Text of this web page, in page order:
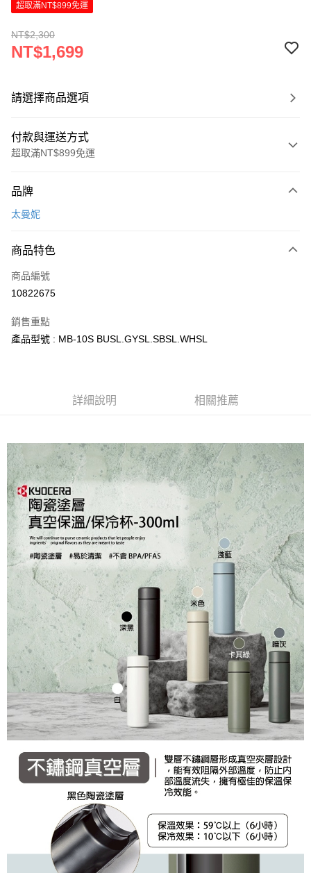
超取滿NT$899免運
NT$2,300
NT$1,699
請選擇商品選項
付款與運送方式
超取滿NT$899免運
信用卡一次付款
Apple Pay
街口支付
Google Pay
流程，驗證手機門號後，選擇欲分期的期數、繳款截止日，確認付款後即完
成交易。
3.實際核准額度、可分期數及費用金額請依後續交易確認頁面所載為準。
4.訂單成立30分鐘內，如未前往確認交易或遇審核未通過，訂單將自動取
消。如遇「轉專審核」未通過狀況，表示未達大哥付你分期系統評分，恕無
法說明評估內容。
【繳款方式說明】
1.分期款項不併入電信帳單，「大哥付你分期」於每月結算日後寄送繳費提
醒簡訊。
2.透過簡訊連結打開帳單後，可選擇「超商條碼／台灣大直營門市／銀行轉
帳／街口支付／iPASS MONEY」等通路繳費。
【注意事項】
1.本服務係由「台灣大哥大股份有限公司」（以下簡稱本公司）所提供，讓
用戶於交易時，得透過本服務購買商品或服務，並由商店將買賣／分期付款
買賣價金債權讓與本公司後，依約使用本公司帳單繳交帳款。
2.基於同意付款使用「大哥付你分期」之契約關係目的，商店將以您的個人
資料（包含姓名、電話或地址）提供予台灣大哥大進項蒐集、處理及利用，
由本公司與您本人進行分期帳單所需資料之確認、核對及更正。
3.完整用戶服務條款，請詳閱以下連結：https://oppay.tw/userRule
【關於「AFTEE先享後付」】
AFTEE先享後付是「在收到商品之後才付款」的支付方式。 讓您購物簡單
便利好安心！
１．簡單：不需註冊會員、不需綁卡、不需儲值。
２．便利：只要手機號碼，簡訊認證，即可結帳。
３．安心：先確認商品／服務後，再付款。
【「AFTEE先享後付」結帳流程】
１．於結帳方式選擇「AFTEE先享後付」後，將跳轉至「AFTEE先享後付」
結帳頁面，進行簡訊認證並確認金額後，即可完成結帳。
２．訂單成立數日內，您將收到繳費通知簡訊。
３．收到繳費通知簡訊後14天內，點擊此簡訊中的連結，可透過四大超商／
ATM／網路銀行／等多元方式進行付款，方視為交易完成。
※ 請注意：結帳手續完成當下不需立刻繳費，但若您需要取消訂單，請聯絡
購買商品的店家。未經商家同意取消之訂單仍視為有效，需透過AFTEE先享
後付繳納相關費用。
※ 交易是否成功請以「AFTEE先享後付 」之結帳頁面顯示為準，若有關於
是否繳費成功／繳費後需取消欲退款等相關疑問，請聯繫「AFTEE先享後付
客戶支援中心」
https://netprotections.freshdesk.com/support/home
【注意事項】
１．透過由恩沛科技股份有限公司提供之「AFTEE先享後付」服務完成之交
易，需依本服務之必要範圍內提供個人資料，並將交易相關給付款項請求債
權轉讓予恩沛科技股份有限公司。
２．關於個人資料處理事宜，請瀏覽以下網址：
https://aftee.tw/terms/#terms3
３．未成年的使用者請事先徵得法定代理人或監護人之同意方可使用
「AFTEE先享後付」，若未經同意申辦者引起之損失，本公司不負相關責
４．使用「AFTEE先享後付」時，將依據個別帳號之用戶狀況，依本公司即
時審查核予不同之上限額度；若仍有額度不足之情形，本公司將視審查結果
請求用戶進行身份認證。
５．嚴禁一人註冊多個帳號或使用他人資訊註冊。若發現惡意使用之情形，
恩沛科技股份有限公司將有權停止該用戶之使用額度並採取法律行動。
ATM付款
運送方式
付款後全家取貨
每筆NT$70，滿NT$899(含以上)免運費
付款後7-11取貨
每筆NT$70，滿NT$899(含以上)免運費
宅配
每筆NT$100，滿NT$1,000(含以上)免運費
京站台北店客服中心(1F星巴克旁) 即日起不提供京站紙袋，取件時
請自備購物袋，若需購買紙袋可現場詢問
免運費
品牌
太曼妮
商品特色
商品編號
10822675
銷售重點
產品型號 : MB-10S BUSL.GYSL.SBSL.WHSL
詳細說明 相關推薦